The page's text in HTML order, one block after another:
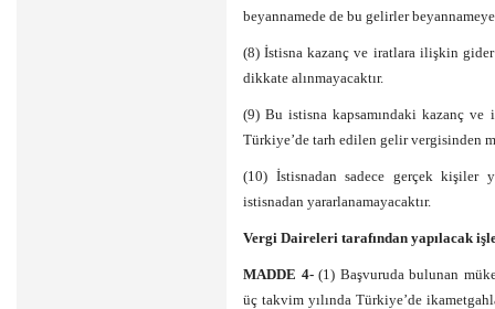
beyannamede de bu gelirler
(8) İstisna kazanç ve iratlara ilişkin
dikkate alınmayacaktır.
(9) Bu istisna kapsamındaki kazanç ve
Türkiye’de tarh edilen gelir vergisinden
(10) İstisnadan sadece gerçek kişiler
istisnadan yararlanamayacaktır.
Vergi Daireleri tarafından yapılacak
MADDE 4- (1) Başvuruda bulunan
üç takvim yılında Türkiye’de